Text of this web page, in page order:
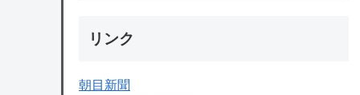
リンク
朝目新聞